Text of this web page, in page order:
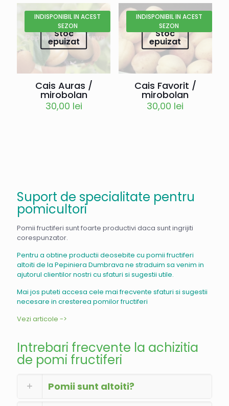
INDISPONIBIL IN ACEST
SEZON
Stoc
epuizat
Cais Auras /
mirobolan
30,00 lei
INDISPONIBIL IN ACEST
SEZON
Stoc
epuizat
Cais Favorit /
mirobolan
30,00 lei
Suport de specialitate pentru
pomicultori
Pomii fructiferi sunt foarte productivi daca sunt ingrijiti
corespunzator.
Pentru a obtine productii deosebite cu pomii fructiferi
altoiti de la Pepiniera Dumbrava ne straduim sa venim in
ajutorul clientilor nostri cu sfaturi si sugestii utile.
Mai jos puteti accesa cele mai frecvente sfaturi si sugestii
necesare in cresterea pomilor fructiferi
Vezi articole ->
Intrebari frecvente la achizitia
de pomi fructiferi
Pomii sunt altoiti?